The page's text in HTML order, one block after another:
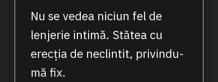
Nu se vedea niciun fel de
lenjerie intimă. Stătea cu
erecția de neclintit, privindu-
mă fix.